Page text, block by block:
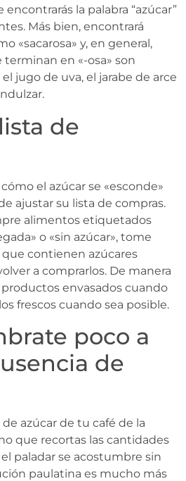
la palabra “azúcar”
Más bien, encontrará
«sacarosa» y, en general,
terminan en «-osa» son
jugo de uva, el jarabe de arce
de
el azúcar se «esconde»
ajustar su lista de compras.
alimentos etiquetados
o «sin azúcar», tome
contienen azúcares
a comprarlos. De manera
envasados ​​cuando
frescos cuando sea posible.
poco a
de
azúcar de tu café de la
que recortas las cantidades
paladar se acostumbre sin
paulatina es mucho más